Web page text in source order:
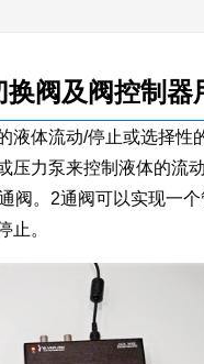
阀及阀控制器
体流动/停止或选择性
力泵来控制液体的流
。2通阀可以实现一个
止。